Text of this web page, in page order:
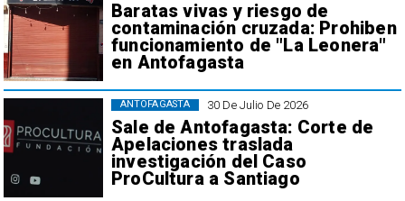
Baratas vivas y riesgo de
contaminación cruzada: Prohiben
funcionamiento de "La Leonera"
en Antofagasta
30 De Julio De 2026
Sale de Antofagasta: Corte de
Apelaciones traslada
investigación del Caso
ProCultura a Santiago
ANTOFAGASTA